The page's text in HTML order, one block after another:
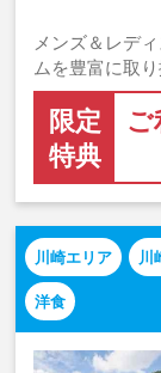
メンズ＆レデ
ムを豊富に取
限定
特典
川崎エリア 川
洋食